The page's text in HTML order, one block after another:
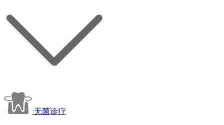
无菌诊疗